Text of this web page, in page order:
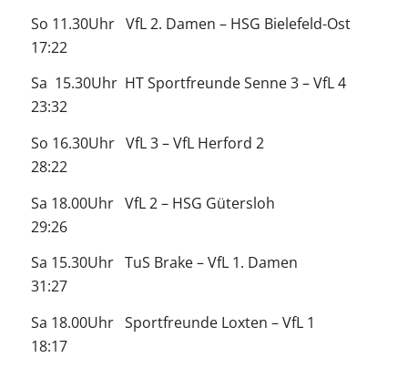
So 11.30Uhr VfL 2. Damen – HSG Bielefeld-Ost
17:22
Sa 15.30Uhr HT Sportfreunde Senne 3 – VfL 4
23:32
So 16.30Uhr VfL 3 – VfL Herford 2
28:22
Sa 18.00Uhr VfL 2 – HSG Gütersloh
29:26
Sa 15.30Uhr TuS Brake – VfL 1. Damen
31:27
Sa 18.00Uhr Sportfreunde Loxten – VfL 1
18:17